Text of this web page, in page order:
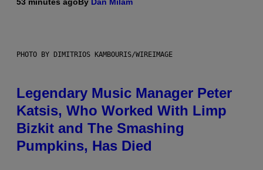
53 minutes agoBy Dan Milam
PHOTO BY DIMITRIOS KAMBOURIS/WIREIMAGE
Legendary Music Manager Peter
Katsis, Who Worked With Limp
Bizkit and The Smashing
Pumpkins, Has Died